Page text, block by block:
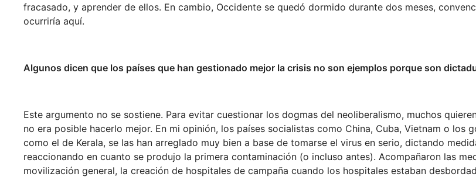
fracasado, y aprender de ellos. En cambio, Occidente se quedó dormido durante dos meses,
ocurriría aquí.
Algunos dicen que los países que han gestionado mejor la crisis no son ejemplos porque son
Este argumento no se sostiene. Para evitar cuestionar los dogmas del neoliberalismo, muchos
no era posible hacerlo mejor. En mi opinión, los países socialistas como China, Cuba, Vietnam o los
como el de Kerala, se las han arreglado muy bien a base de tomarse el virus en serio, dictando
reaccionando en cuanto se produjo la primera contaminación (o incluso antes). Acompañaron las
movilización general, la creación de hospitales de campaña cuando los hospitales estaban